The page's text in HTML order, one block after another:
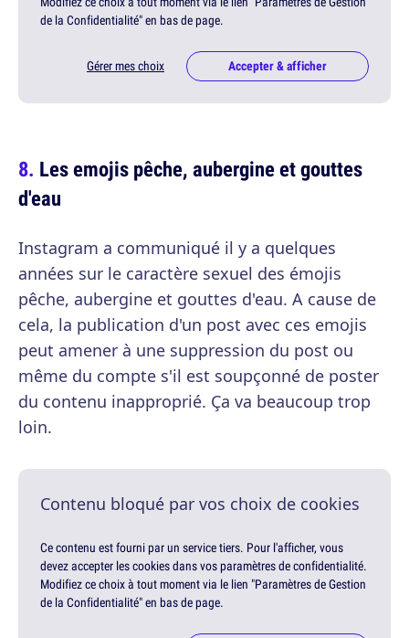
de la Confidentialité" en bas de page.
Gérer mes choix Accepter & afficher
Les emojis pêche, aubergine et gouttes
d'eau
Instagram a communiqué il y a quelques
années sur le caractère sexuel des émojis
pêche, aubergine et gouttes d'eau. A cause de
cela, la publication d'un post avec ces emojis
peut amener à une suppression du post ou
même du compte s'il est soupçonné de poster
du contenu inapproprié. Ça va beaucoup trop
loin.
Contenu bloqué par vos choix de cookies
Ce contenu est fourni par un service tiers. Pour l'afficher, vous
devez accepter les cookies dans vos paramètres de confidentialité.
Modifiez ce choix à tout moment via le lien "Paramètres de Gestion
de la Confidentialité" en bas de page.